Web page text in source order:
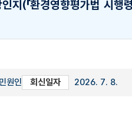
(「환경영향평가법 시행
민원인 회신일자 2026. 7. 8.